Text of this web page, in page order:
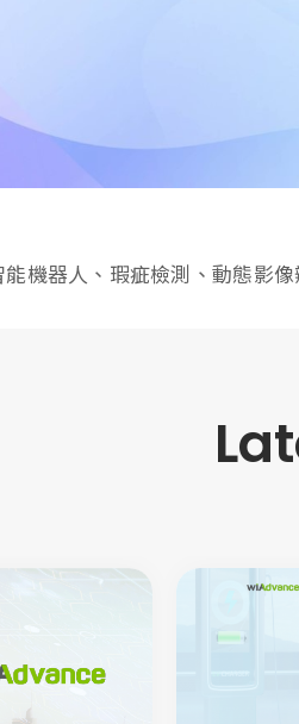
自定義的專屬數位工具。
機器人、瑕疵檢測、動態影
企業AI大腦